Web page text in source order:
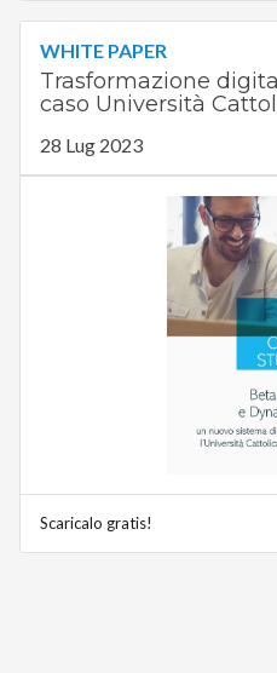
WHITE PAPER
Trasformazione
caso Università
28 Lug 2023
Scaricalo gratis!